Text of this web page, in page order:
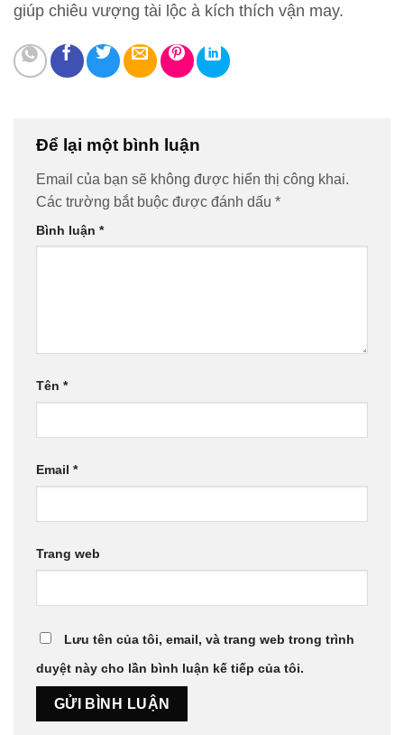
giúp chiêu vượng tài lộc à kích thích vận may.
Để lại một bình luận
Email của bạn sẽ không được hiển thị công khai.
Các trường bắt buộc được đánh dấu *
Bình luận *
Tên *
Email *
Trang web
Lưu tên của tôi, email, và trang web trong trình
duyệt này cho lần bình luận kế tiếp của tôi.